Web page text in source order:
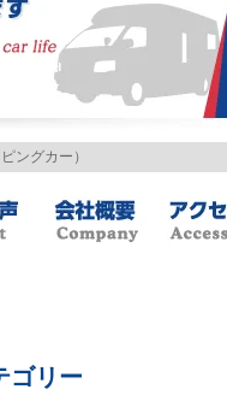
ングカー）
ゴリー